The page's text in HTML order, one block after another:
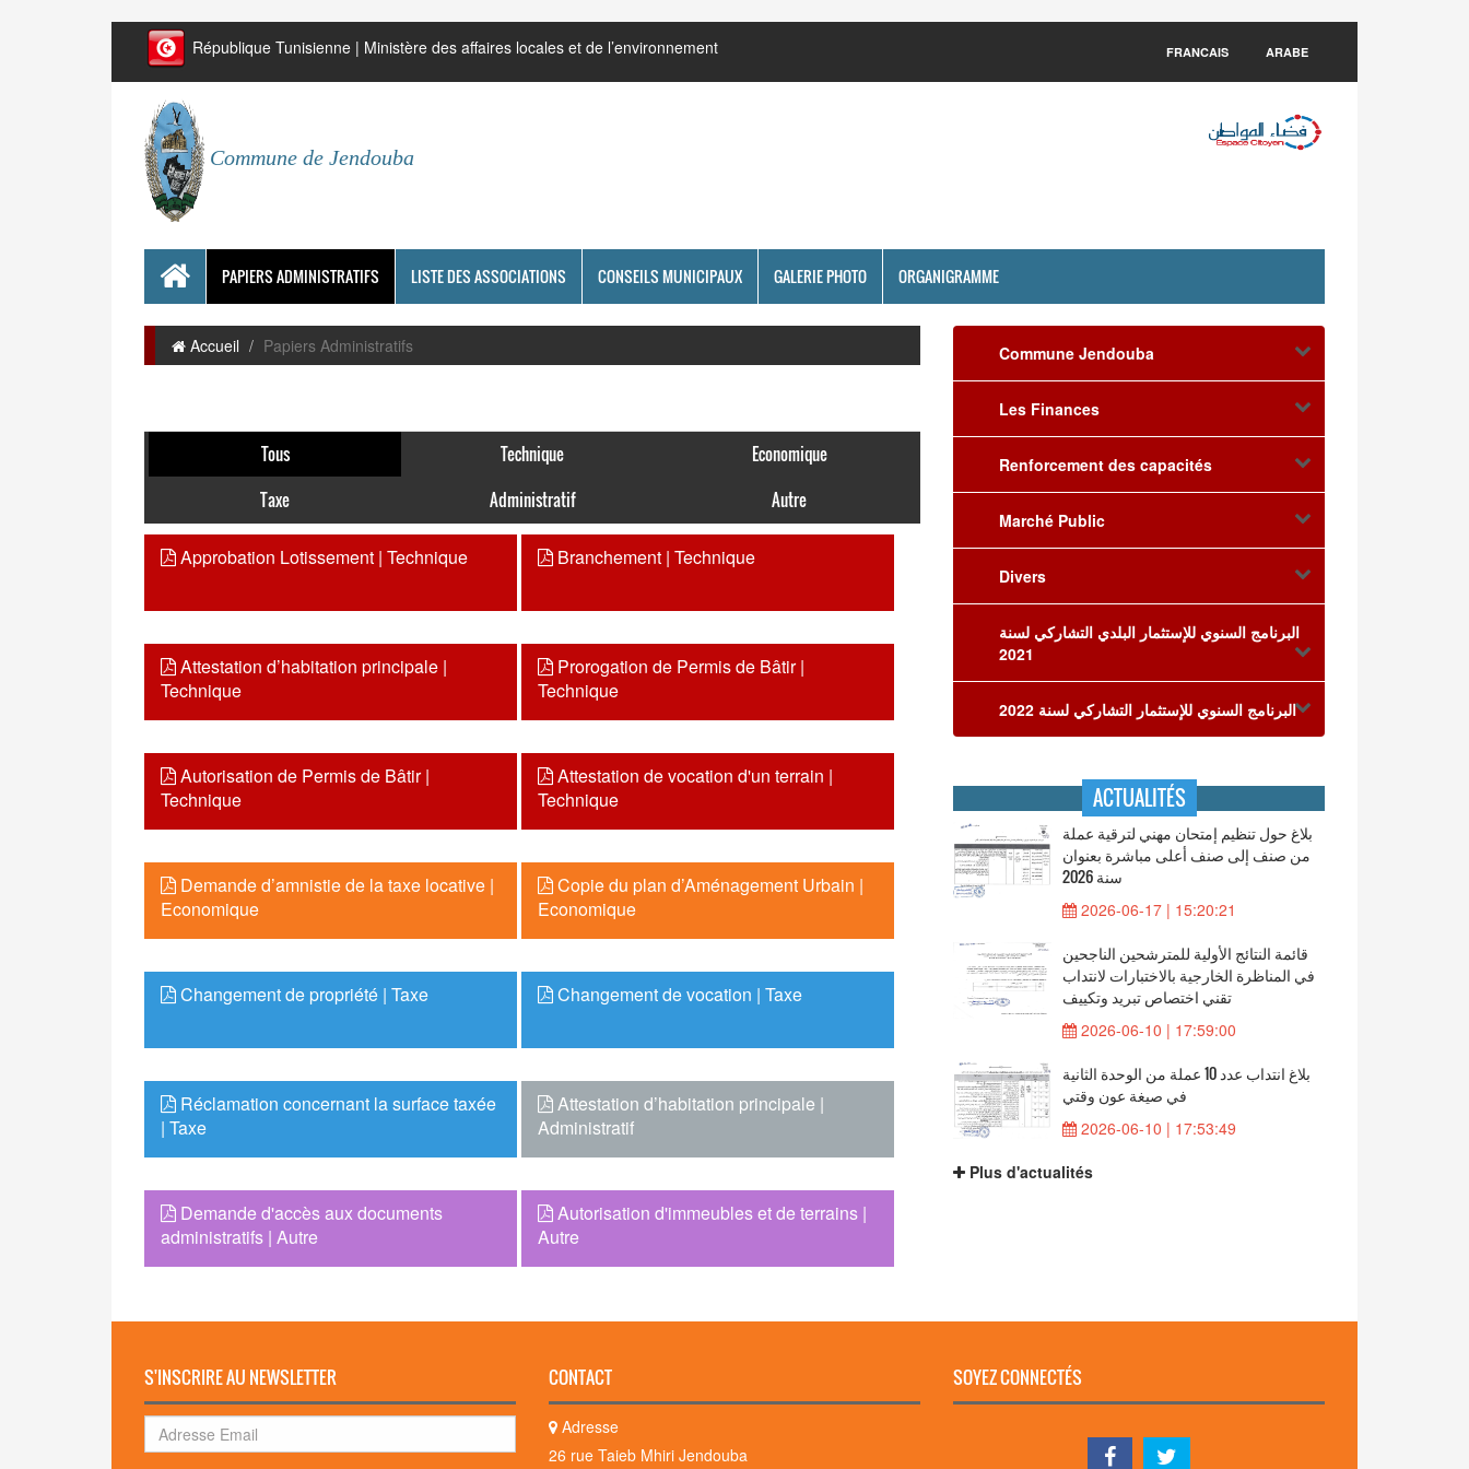
République Tunisienne | Ministère des affaires locales et de l’environnement FRANCAIS ARABE
Commune de Jendouba
PAPIERS ADMINISTRATIFS LISTE DES ASSOCIATIONS CONSEILS MUNICIPAUX GALERIE PHOTO ORGANIGRAMME
Accueil Papiers Administratifs
Tous Technique
Economique
Taxe
Administratif Autre
Approbation Lotissement | Technique Branchement | Technique
Attestation d’habitation principale |
Technique
Prorogation de Permis de Bâtir |
Technique
Autorisation de Permis de Bâtir |
Technique
Attestation de vocation d'un terrain |
Technique
Demande d’amnistie de la taxe locative |
Economique
Copie du plan d’Aménagement Urbain |
Economique
Changement de propriété | Taxe Changement de vocation | Taxe
Réclamation concernant la surface taxée
| Taxe
Attestation d’habitation principale |
Administratif
Demande d'accès aux documents
administratifs | Autre
Autorisation d'immeubles et de terrains |
Autre
Commune Jendouba
Les Finances
Renforcement des capacités
Marché Public
Divers
البرنامج السنوي للإستثمار البلدي التشاركي لسنة
2021
البرنامج السنوي للإستثمار التشاركي لسنة 2022
ACTUALITÉS
بلاغ حول تنظيم إمتحان مهني لترقية عملة
من صنف إلى صنف أعلى مباشرة بعنوان
سنة 2026
2026-06-17 | 15:20:21
قائمة النتائج الأولية للمترشحين الناجحين
في المناظرة الخارجية بالاختبارات لانتداب
تقني اختصاص تبريد وتكييف
2026-06-10 | 17:59:00
بلاغ انتداب عدد 10 عملة من الوحدة الثانية
في صيغة عون وقتي
2026-06-10 | 17:53:49
Plus d'actualités
S'INSCRIRE AU NEWSLETTER CONTACT
Adresse
26 rue Taieb Mhiri Jendouba
SOYEZ CONNECTÉS